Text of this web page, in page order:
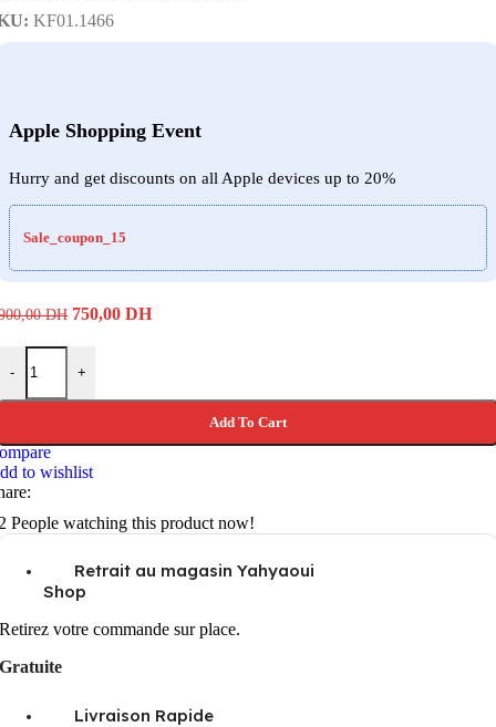
KF01.1466
Apple Shopping Event
Hurry and get discounts on all Apple devices up to 20%
Sale_coupon_15
DH Original
900,00 DH.
750,00 DHCurrent
-
CONCEPT filtre variable slim NANO-X NDX 82MM - ND2 À
+
Add To Cart
to wishlist
People watching this product now!
Retrait au magasin Yahyaoui
Shop
Retirez votre commande sur place.
Gratuite
Livraison Rapide